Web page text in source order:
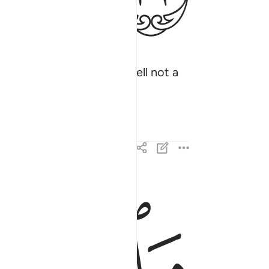
reached them? Is Hell not a
وَٱلَّذِى جَآءَ بِٱلصِّدْقِ وَصَدَّقَ بِهِۦٓ ۙ أُو۟لَـٰٓئِكَ